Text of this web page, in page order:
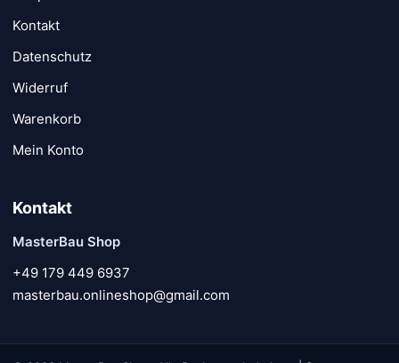
Kontakt
Datenschutz
Widerruf
Warenkorb
Mein Konto
Kontakt
MasterBau Shop
+49 179 449 6937
masterbau.onlineshop@gmail.com